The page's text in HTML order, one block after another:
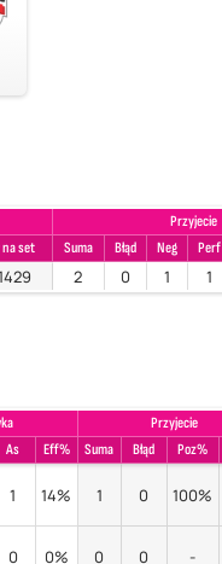
Przyjecie
na set Suma Błąd Neg Perf
2 0 1 1
Przyjecie
As Eff% Suma Błąd Poz%
1 14% 1 0 100%
0 0% 0 0 -